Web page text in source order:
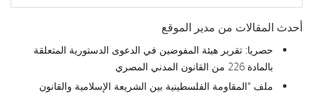
أحدث المقالات من مدير الموقع
حصريا: تقرير هيئة المفوضين في الدعوى الدستورية المتعلقة
بالمادة 226 من القانون المدني المصري
ملف "المقاومة الفلسطينية بين الشريعة الإسلامية والقانون